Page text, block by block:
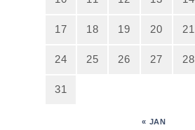
17 18 19 20 21
24 25 26 27 28
31
« JAN